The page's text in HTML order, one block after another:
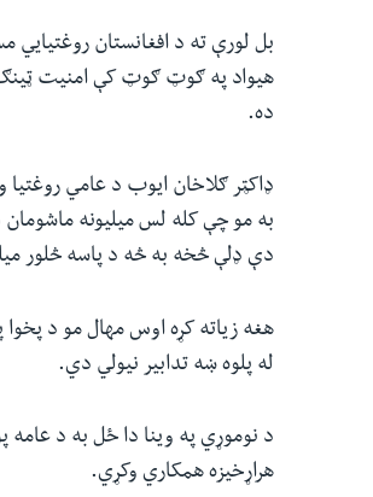
بل لورې ته د افغانستان
هیواد په ګوټ ګوټ کې امنیت ټینګ
ده.
ډاکټر ګلاخان ایوب د عامي
به مو چې کله لس میلیونه ماشومان
دې ډلې څخه به څه د پاسه څلور
هغه زیاته کړه اوس مهال مو د پخوا
له پلوه ښه تدابیر نیولي دي.
د نوموړي په وینا دا ځل به د عامه
هراړخیزه همکاري وکړي.